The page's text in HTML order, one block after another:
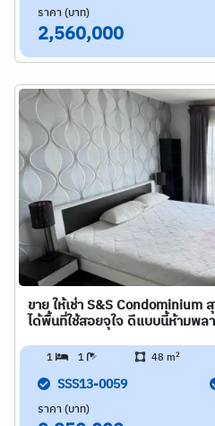
ราคา (บาท)
2,560,000
ขาย ให้เช่า S&S Condominium
ได้พื้นที่ใช้สอยจุใจ ดีแบบนี้ห้ามพล
1 1 48 m2
SSS13-0059
ราคา (บาท)